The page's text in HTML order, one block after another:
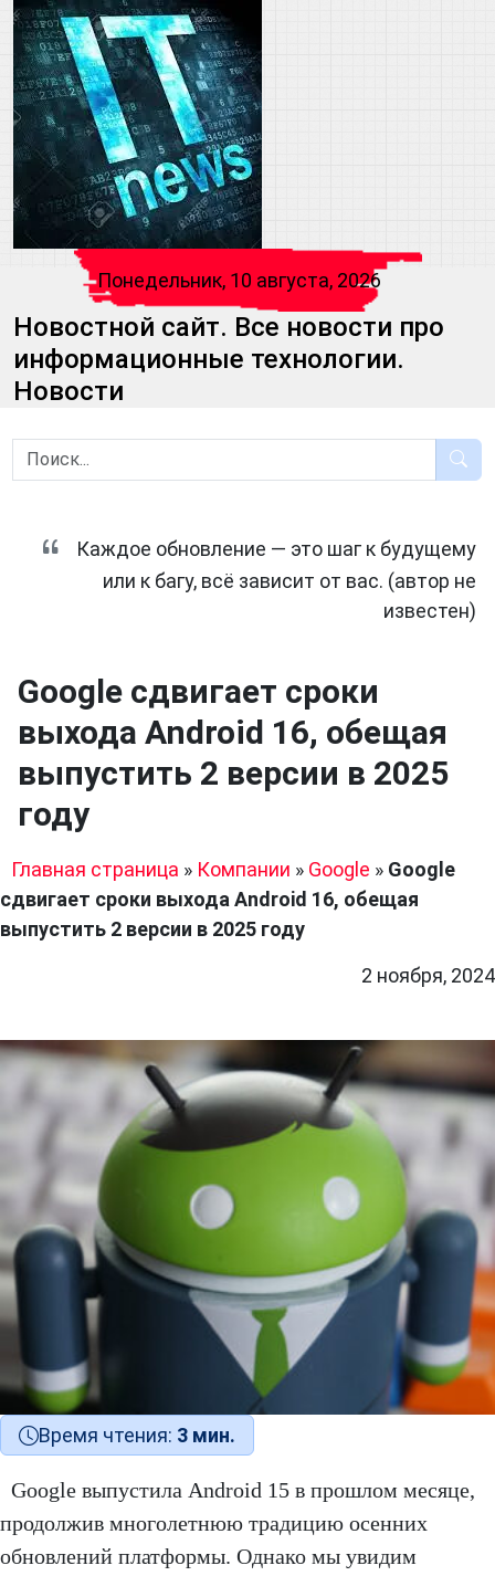
Понедельник, 10 августа, 2026
Новостной сайт. Все новости про
информационные технологии.
Новости
Каждое обновление — это шаг к будущему
или к багу, всё зависит от вас. (автор не
известен)
Google сдвигает сроки
выхода Android 16, обещая
выпустить 2 версии в 2025
году
Главная страница » Компании » Google » Google
сдвигает сроки выхода Android 16, обещая
выпустить 2 версии в 2025 году
2 ноября, 2024
Время чтения: 3 мин.
Google выпустила Android 15 в прошлом месяце,
продолжив многолетнюю традицию осенних
обновлений платформы. Однако мы увидим